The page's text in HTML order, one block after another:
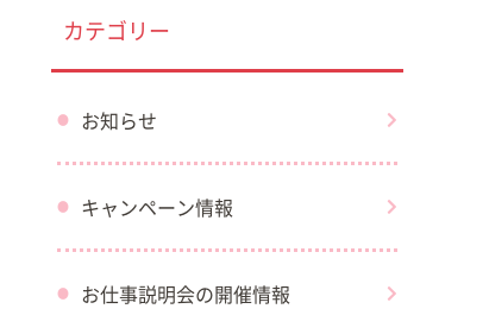
カテゴリー
お知らせ
キャンペーン情報
お仕事説明会の開催情報